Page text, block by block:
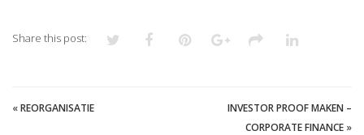
Share this post:
«REORGANISATIE
INVESTOR PROOF MAKEN –
CORPORATE FINANCE »